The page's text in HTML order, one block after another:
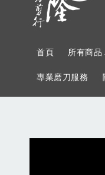
首頁 所有商
專業磨刀服務